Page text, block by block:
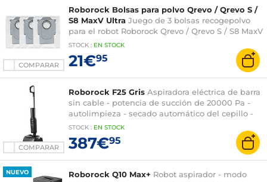
COMPARAR
Roborock Bolsas para polvo Qrevo / Qrevo S /
S8 MaxV Ultra Juego de 3 bolsas recogepolvo
para el robot Roborock Qrevo / Qrevo S / S8 MaxV
Ultra
STOCK : EN STOCK
21€95
COMPARAR
Roborock F25 Gris Aspiradora eléctrica de barra
sin cable - potencia de succión de 20000 Pa -
autolimpieza - secado automático del cepillo -
autonomía de 60 minutos
STOCK : EN STOCK
387€95
NUEVO Roborock Q10 Max+ Robot aspirador - modo